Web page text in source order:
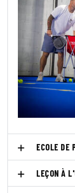
ECOLE DE
LEÇON À